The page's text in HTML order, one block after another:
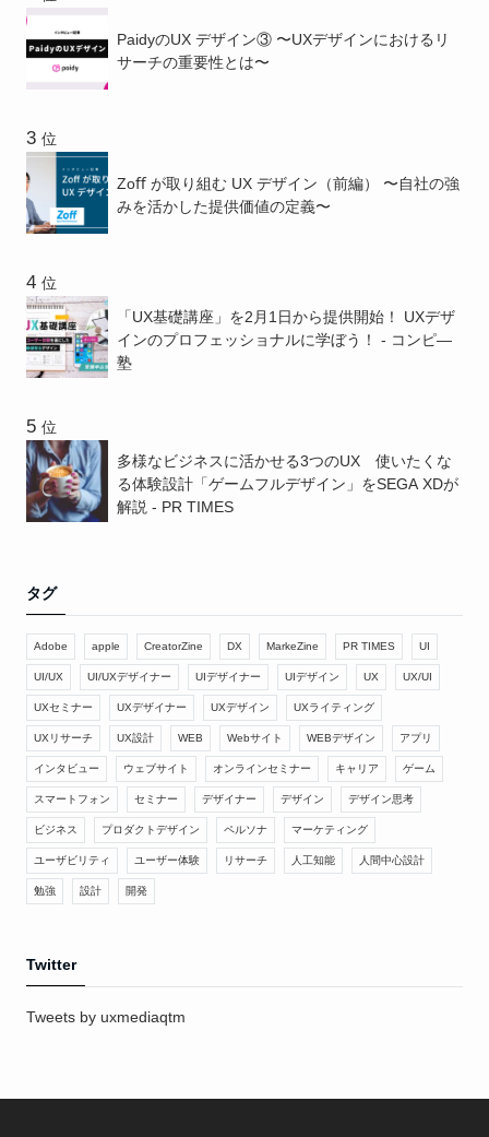
PaidyのUX デザイン③ 〜UXデザインにおけるリ
サーチの重要性とは〜
位
Zoﬀ が取り組む UX デザイン（前編） 〜⾃社の強
みを活かした提供価値の定義〜
位
「UX基礎講座」を2月1日から提供開始！ UXデザ
インのプロフェッショナルに学ぼう！ - コンピ―
塾
位
多様なビジネスに活かせる3つのUX 使いたくな
る体験設計「ゲームフルデザイン」をSEGA XDが
解説 - PR TIMES
タグ
Adobe apple CreatorZine DX MarkeZine PR TIMES UI
UI/UX UI/UXデザイナー UIデザイナー UIデザイン UX UX/UI
UXセミナー UXデザイナー UXデザイン UXライティング
UXリサーチ UX設計 WEB Webサイト WEBデザイン アプリ
インタビュー ウェブサイト オンラインセミナー キャリア ゲーム
スマートフォン セミナー デザイナー デザイン デザイン思考
ビジネス プロダクトデザイン ペルソナ マーケティング
ユーザビリティ ユーザー体験 リサーチ 人工知能 人間中心設計
勉強 設計 開発
Twitter
Tweets by uxmediaqtm